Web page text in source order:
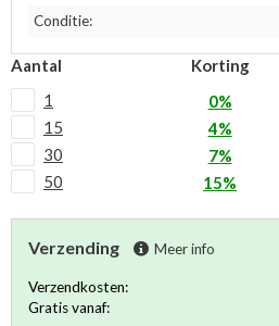
Conditie:
Aantal Korting
1 0%
15
4%
30
7%
50
15%
Verzending Meer info
Verzendkosten:
Gratis vanaf: